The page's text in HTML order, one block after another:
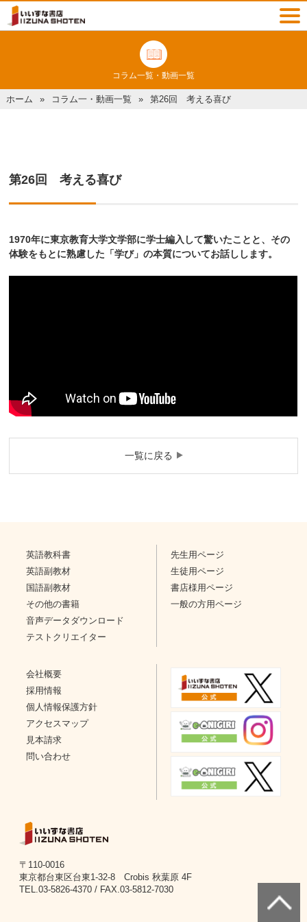
コラム一覧・動画一覧
ホーム コラム一・動画一覧 第26回 考える喜び
第26回 考える喜び
1970年に東京教育大学文学部に学士編入して驚いたことと、その
体験をもとに熟慮した「学び」の本質についてお話しします。
一覧に戻る
〒110-0016
東京都台東区台東1-32-8 Crobis 秋葉原 4F
TEL.03-5826-4370 / FAX.03-5812-7030
英語教科書
英語副教材
国語副教材
その他の書籍
音声データダウンロード
テストクリエイター
先生用ページ
生徒用ページ
書店様用ページ
一般の方用ページ
会社概要
採用情報
個人情報保護方針
アクセスマップ
見本請求
問い合わせ